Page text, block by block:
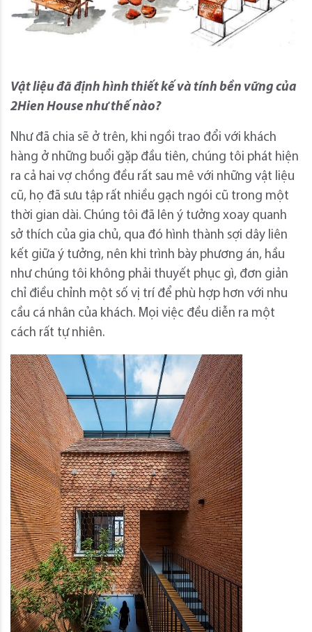
Vật liệu đã định hình thiết kế và tính bền vững của
2Hien House như thế nào?
Như đã chia sẽ ở trên, khi ngồi trao đổi với khách
hàng ở những buổi gặp đầu tiên, chúng tôi phát hiện
ra cả hai vợ chồng đều rất sau mê với những vật liệu
cũ, họ đã sưu tập rất nhiều gạch ngói cũ trong một
thời gian dài. Chúng tôi đã lên ý tưởng xoay quanh
sở thích của gia chủ, qua đó hình thành sợi dây liên
kết giữa ý tưởng, nên khi trình bày phương án, hầu
như chúng tôi không phải thuyết phục gì, đơn giản
chỉ điều chỉnh một số vị trí để phù hợp hơn với nhu
cầu cá nhân của khách. Mọi việc đều diễn ra một
cách rất tự nhiên.